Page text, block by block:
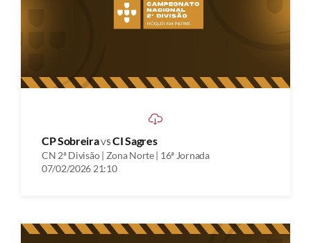
CP SobreiravsCI Sagres
CN 2ª Divisão | Zona Norte | 16ª Jornada
07/02/2026 21:10